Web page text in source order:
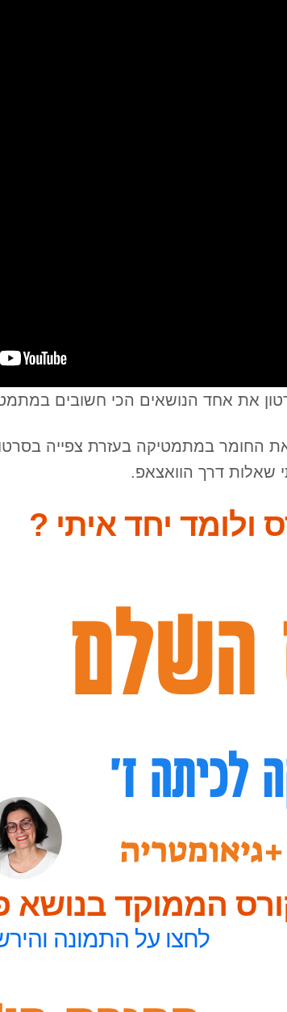
את אחד הנושאים הכי חשובים
החומר במתמטיקה בעזרת צפייה
שאלות דרך הוואצאפ.
ולומד יחד איתי ?
הממוקד בנושא
לחצו על התמונה